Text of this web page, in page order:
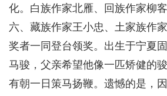
化。白族作家北雁、回族作家柳
六、藏族作家王小忠、土家族作
奖者一同登台领奖。出生于宁夏
马骏，父亲希望他像一匹矫健的
有朝一日策马扬鞭。遗憾的是，